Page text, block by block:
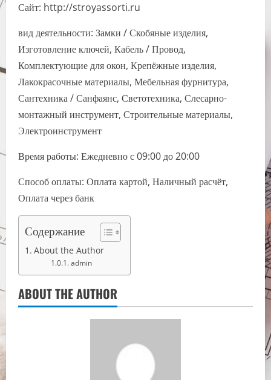
Сайт: http://stroyassorti.ru
вид деятельности: Замки / Скобяные изделия,
Изготовление ключей, Кабель / Провод,
Комплектующие для окон, Крепёжные изделия,
Лакокрасочные материалы, Мебельная фурнитура,
Сантехника / Санфаянс, Светотехника, Слесарно-
монтажный инструмент, Строительные материалы,
Электроинструмент
Время работы: Ежедневно с 09:00 до 20:00
Способ оплаты: Оплата картой, Наличный расчёт,
Оплата через банк
Содержание
About the Author
admin
ABOUT THE AUTHOR